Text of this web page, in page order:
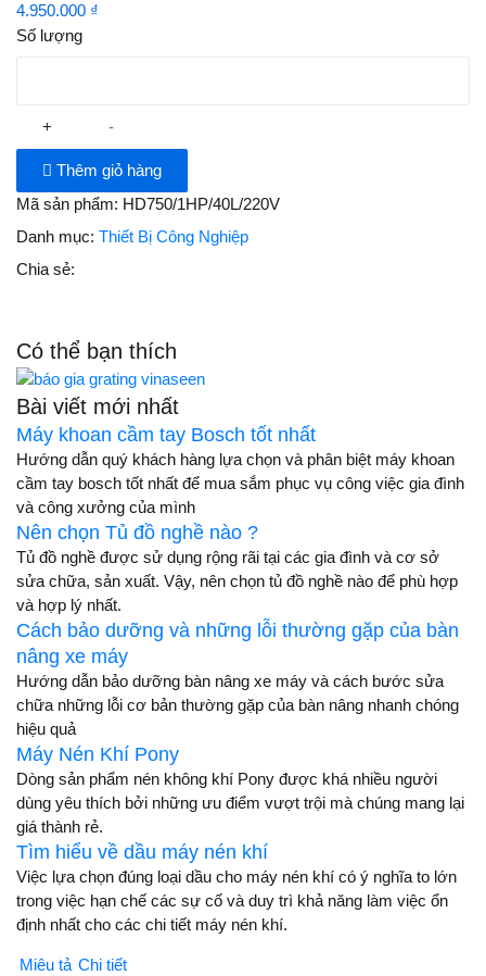
4.950.000 ₫
Số lượng
+ -
Thêm giỏ hàng
Mã sản phẩm: HD750/1HP/40L/220V
Danh mục: Thiết Bị Công Nghiệp
Chia sẻ:
Có thể bạn thích
Bài viết mới nhất
Máy khoan cầm tay Bosch tốt nhất
Hướng dẫn quý khách hàng lựa chọn và phân biệt máy khoan
cầm tay bosch tốt nhất để mua sắm phục vụ công việc gia đình
và công xưởng của mình
Nên chọn Tủ đồ nghề nào ?
Tủ đồ nghề được sử dụng rộng rãi tại các gia đình và cơ sở
sửa chữa, sản xuất. Vậy, nên chọn tủ đồ nghề nào để phù hợp
và hợp lý nhất.
Cách bảo dưỡng và những lỗi thường gặp của bàn
nâng xe máy
Hướng dẫn bảo dưỡng bàn nâng xe máy và cách bước sửa
chữa những lỗi cơ bản thường gặp của bàn nâng nhanh chóng
hiệu quả
Máy Nén Khí Pony
Dòng sản phẩm nén không khí Pony được khá nhiều người
dùng yêu thích bởi những ưu điểm vượt trội mà chúng mang lại
giá thành rẻ.
Tìm hiểu về dầu máy nén khí
Việc lựa chọn đúng loại dầu cho máy nén khí có ý nghĩa to lớn
trong việc hạn chế các sự cố và duy trì khả năng làm việc ổn
định nhất cho các chi tiết máy nén khí.
Miêu tả Chi tiết